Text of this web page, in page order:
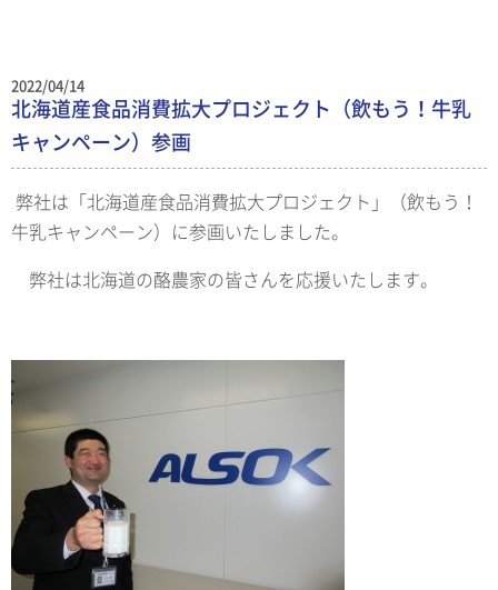
2022/04/14
北海道産食品消費拡大プロジェクト（飲もう！牛乳
キャンペーン）参画
弊社は「北海道産食品消費拡大プロジェクト」（飲もう！
牛乳キャンペーン）に参画いたしました。
弊社は北海道の酪農家の皆さんを応援いたします。